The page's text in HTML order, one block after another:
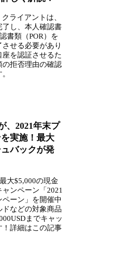
ライアントは、
了し、本人確認書
書類（POR）を
せる必要があり
を認証させるた
拒否理由の確認
、2021年末プ
実施！最大
バックが発
大$5,000の現金
ンペーン「2021
ーン」を開催中
などの対象商品
までキャッ
！詳細はこの記事